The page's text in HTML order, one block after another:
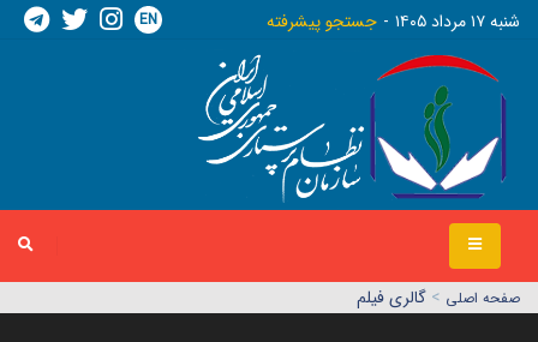
شنبه ١٧ مرداد ١٤٠٥ جستجو پیشرفته EN
صفحه اصلي > گالری فیلم